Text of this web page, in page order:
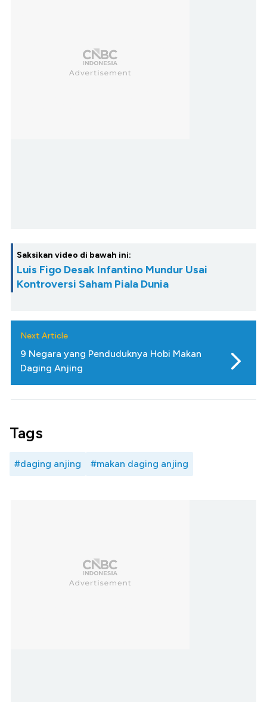
Saksikan video di bawah ini:
Luis Figo Desak Infantino Mundur Usai
Kontroversi Saham Piala Dunia
Next Article
9 Negara yang Penduduknya Hobi Makan
Daging Anjing
Tags
#daging anjing #makan daging anjing